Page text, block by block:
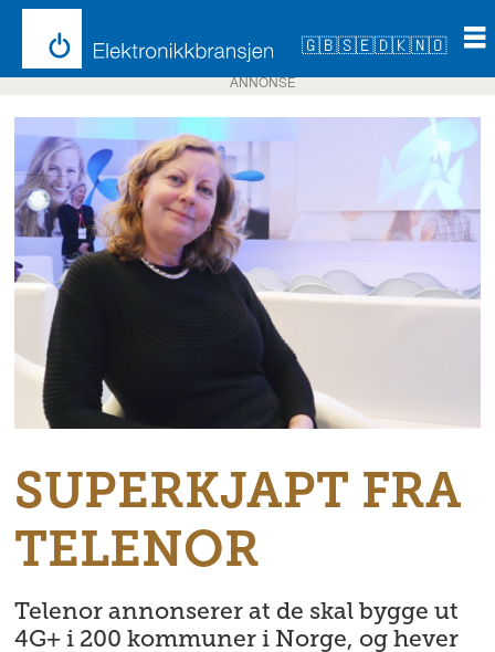
🇬🇧🇸🇪🇩🇰🇳🇴
ANNONSE
SUPERKJAPT FRA
TELENOR
Telenor annonserer at de skal bygge ut
4G+ i 200 kommuner i Norge, og hever